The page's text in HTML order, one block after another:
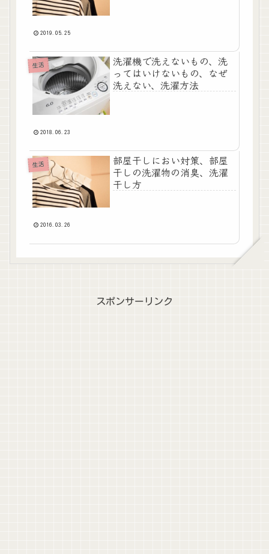
2019.05.25
生活
洗濯機で洗えないもの、洗
ってはいけないもの、なぜ
洗えない、洗濯方法
2018.06.23
生活
部屋干しにおい対策、部屋
干しの洗濯物の消臭、洗濯
干し方
2016.03.26
スポンサーリンク